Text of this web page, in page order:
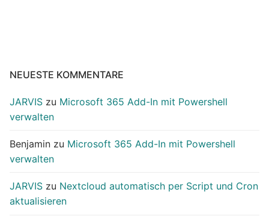
NEUESTE KOMMENTARE
JARVIS zu Microsoft 365 Add-In mit Powershell
verwalten
Benjamin zu Microsoft 365 Add-In mit Powershell
verwalten
JARVIS zu Nextcloud automatisch per Script und Cron
aktualisieren